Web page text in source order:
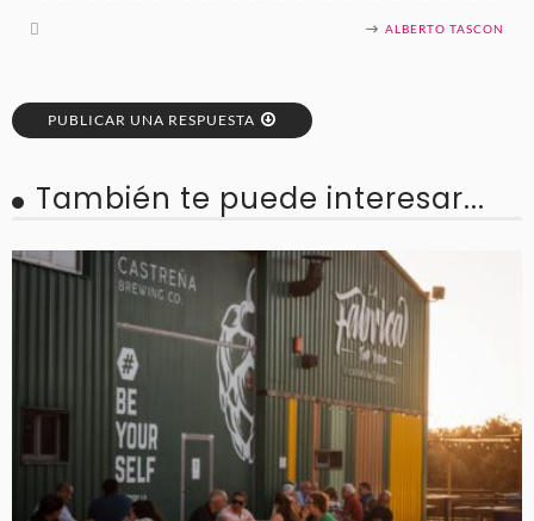
ALBERTO TASCON
PUBLICAR UNA RESPUESTA
También te puede interesar...